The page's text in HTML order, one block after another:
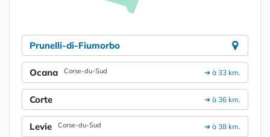
Prunelli-di-Fiumorbo
➔ à 33 km.
Ocana Corse-du-Sud
➔ à 36 km.
Corte
➔ à 38 km.
Levie Corse-du-Sud